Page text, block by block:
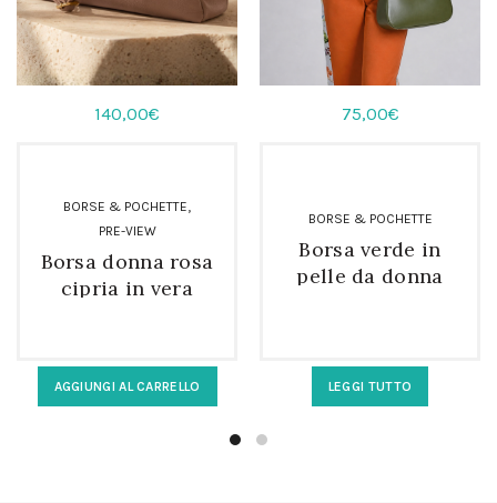
140,00€
BORSE & POCHETTE,
PRE-VIEW
Borsa donna rosa
cipria in vera
AGGIUNGI AL CARRELLO
75,00€
BORSE & POCHETTE
Borsa verde in
pelle da donna
LEGGI TUTTO